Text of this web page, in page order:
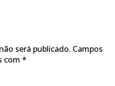
será publicado. Campos
com *